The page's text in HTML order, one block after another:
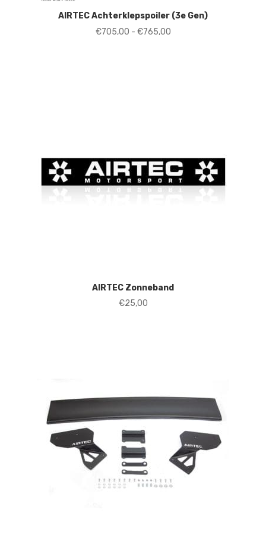
AIRTEC Achterklepspoiler (3e Gen)
€705,00 - €765,00Prijsklasse:
AIRTEC Zonneband
€25,00